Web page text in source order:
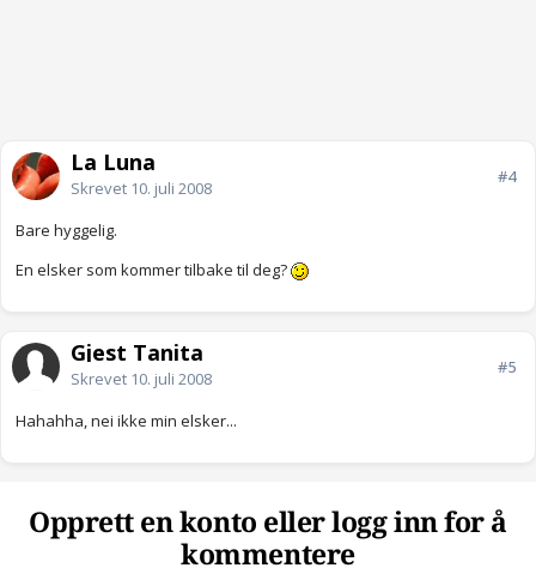
La Luna
Skrevet 10. juli 2008
#4
Bare hyggelig.
En elsker som kommer tilbake til deg?
Gjest Tanita
Skrevet 10. juli 2008
#5
Hahahha, nei ikke min elsker...
Opprett en konto eller logg inn for å
kommentere